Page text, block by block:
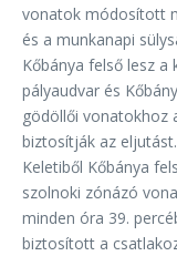
vonatok módosított
és a munkanapi
Kőbánya felső lesz
pályaudvar és
gödöllői vonatokhoz
biztosítják az
Keletiből Kőbánya
szolnoki zónázó
minden óra 39.
biztosított a